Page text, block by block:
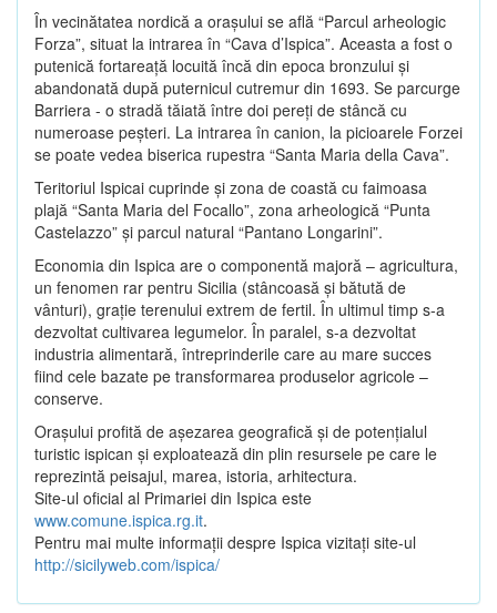
În vecinătatea nordică a oraşului se află “Parcul arheologic
Forza”, situat la intrarea în “Cava d’Ispica”. Aceasta a fost o
putenică fortareaţă locuită încă din epoca bronzului şi
abandonată după puternicul cutremur din 1693. Se parcurge
Barriera - o stradă tăiată între doi pereţi de stâncă cu
numeroase peşteri. La intrarea în canion, la picioarele Forzei
se poate vedea biserica rupestra “Santa Maria della Cava”.
Teritoriul Ispicai cuprinde şi zona de coastă cu faimoasa
plajă “Santa Maria del Focallo”, zona arheologică “Punta
Castelazzo” şi parcul natural “Pantano Longarini”.
Economia din Ispica are o componentă majoră – agricultura,
un fenomen rar pentru Sicilia (stâncoasă şi bătută de
vânturi), graţie terenului extrem de fertil. În ultimul timp s-a
dezvoltat cultivarea legumelor. În paralel, s-a dezvoltat
industria alimentară, întreprinderile care au mare succes
fiind cele bazate pe transformarea produselor agricole –
conserve.
Oraşului profită de aşezarea geografică şi de potenţialul
turistic ispican şi exploatează din plin resursele pe care le
reprezintă peisajul, marea, istoria, arhitectura.
Site-ul oficial al Primariei din Ispica este
www.comune.ispica.rg.it.
Pentru mai multe informaţii despre Ispica vizitaţi site-ul
http://sicilyweb.com/ispica/